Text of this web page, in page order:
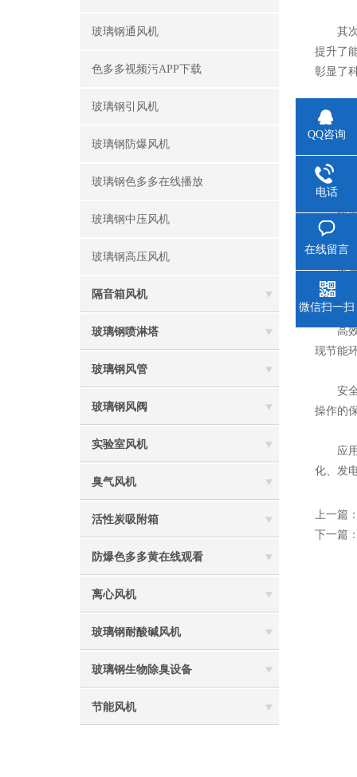
玻璃钢通风机
色多多视频污APP下载
玻璃钢引风机
玻璃钢防爆风机
玻璃钢色多多在线播放
玻璃钢中压风机
玻璃钢高压风机
隔音箱风机
玻璃钢喷淋塔
玻璃钢风管
玻璃钢风阀
实验室风机
臭气风机
活性炭吸附箱
防爆色多多黄在线观看
离心风机
玻璃钢耐酸碱风机
玻璃钢生物除臭设备
节能风机
其次
提升了能
彰显了
轻量化
延长了
材质特
那些含
风量和
生产中
高效节能
现节能
安全可
操作的保
应用领
化、发
上一篇
下一篇
QQ咨询
电话
在线留言
微信扫一扫